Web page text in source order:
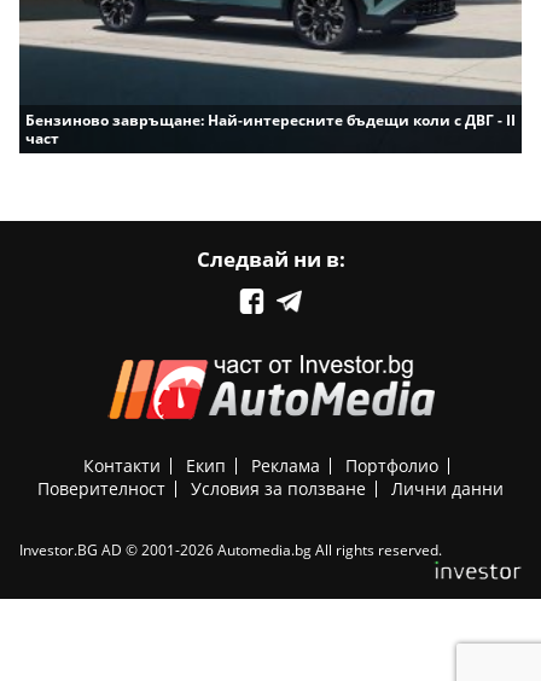
Бензиново завръщане: Най-интересните бъдещи коли с ДВГ - II
част
Следвай ни в:
Контакти Екип Реклама
Портфолио
Поверителност
Условия за ползване Лични данни
Investor.BG AD © 2001-2026 Automedia.bg All rights reserved.